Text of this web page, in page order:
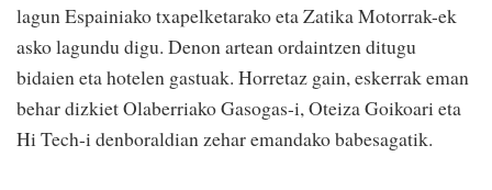
lagun Espainiako txapelketarako eta Zatika Motorrak-ek
asko lagundu digu. Denon artean ordaintzen ditugu
bidaien eta hotelen gastuak. Horretaz gain, eskerrak eman
behar dizkiet Olaberriako Gasogas-i, Oteiza Goikoari eta
Hi Tech-i denboraldian zehar emandako babesagatik.